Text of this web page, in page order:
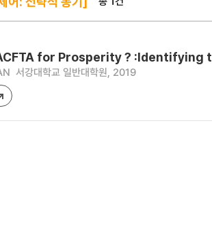
for Prosperity ? :Identifying
서강대학교 일반대학원, 2019